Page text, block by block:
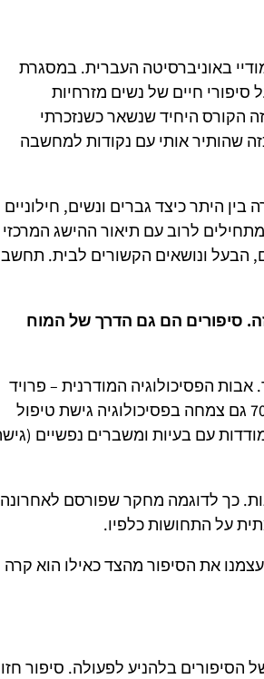
באוניברסיטה העברית. במסגרת
חיים של נשים מזרחיות
הקורס היחיד שנשאר כשנזכרתי
שהותיר אותי עם נקודות למחשבה
היתר כיצד גברים ונשים, חילוניים
לרוב עם תיאור ההישג המרכזי
הבעל ונושאים הקשורים לבית.
סיפורים הם גם הדרך של המוח
הפסיכולוגיה המודרנית – פרויד
ויונג נהגו להתייחס לסיפורי חיים בניתוחים ובטיפולים שלהם. בשנות ה-70 גם צמחה בפסיכולוגיה גישת טיפול
עם בעיות ומשברים נפשיים
כך לדוגמה מחקר שפורסם לאחרונה
על התחושות כלפיו.
את הסיפור מהצד כאילו הוא קרה
בלהניע לפעולה. סיפור